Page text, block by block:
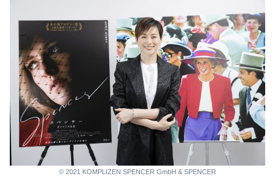
© 2021 KOMPLIZEN SPENCER GmbH & SPENCER